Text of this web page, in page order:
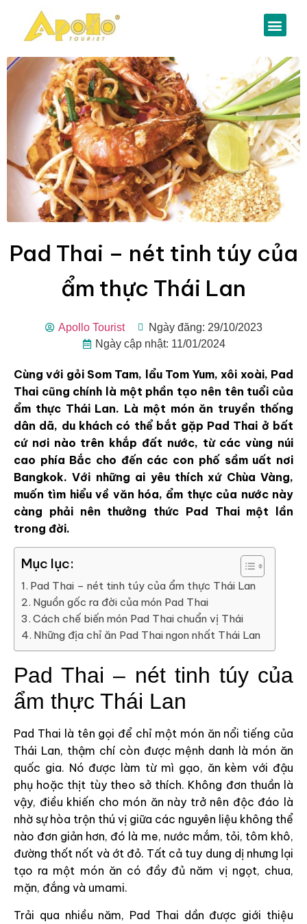
Pad Thai – nét tinh túy của
ẩm thực Thái Lan
Apollo Tourist
Ngày đăng: 29/10/2023
Ngày cập nhật: 11/01/2024
Cùng với gỏi Som Tam, lẩu Tom Yum, xôi xoài, Pad
Thai cũng chính là một phần tạo nên tên tuổi của
ẩm thực Thái Lan. Là một món ăn truyền thống
dân dã, du khách có thể bắt gặp Pad Thai ở bất
cứ nơi nào trên khắp đất nước, từ các vùng núi
cao phía Bắc cho đến các con phố sầm uất nơi
Bangkok. Với những ai yêu thích xứ Chùa Vàng,
muốn tìm hiểu về văn hóa, ẩm thực của nước này
càng phải nên thưởng thức Pad Thai một lần
trong đời.
Mục lục:
Pad Thai – nét tinh túy của ẩm thực Thái Lan
Nguồn gốc ra đời của món Pad Thai
Cách chế biến món Pad Thai chuẩn vị Thái
Những địa chỉ ăn Pad Thai ngon nhất Thái Lan
Pad Thai – nét tinh túy của
ẩm thực Thái Lan
Pad Thai là tên gọi để chỉ một món ăn nổi tiếng của
Thái Lan, thậm chí còn được mệnh danh là món ăn
quốc gia. Nó được làm từ mì gạo, ăn kèm với đậu
phụ hoặc thịt tùy theo sở thích. Không đơn thuần là
vậy, điều khiến cho món ăn này trở nên độc đáo là
nhờ sự hòa trộn thú vị giữa các nguyên liệu không thể
nào đơn giản hơn, đó là me, nước mắm, tỏi, tôm khô,
đường thốt nốt và ớt đỏ. Tất cả tuy dung dị nhưng lại
tạo ra một món ăn có đầy đủ năm vị ngọt, chua,
mặn, đắng và umami.
Trải qua nhiều năm, Pad Thai dần được giới thiệu